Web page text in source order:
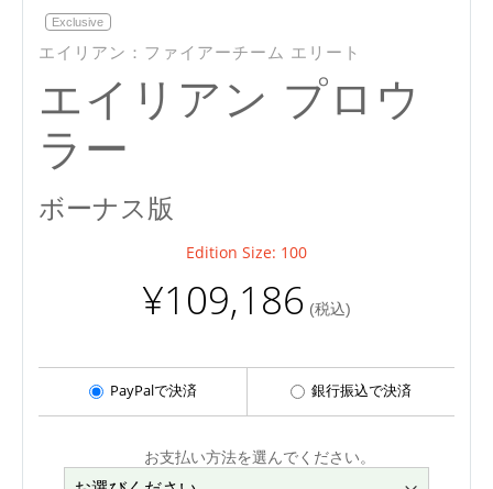
Exclusive
エイリアン：ファイアーチーム エリート
エイリアン プロウ
ラー
ボーナス版
Edition Size: 100
¥109,186 (税込)
PayPalで決済 銀行振込で決済
お支払い方法を選んでください。